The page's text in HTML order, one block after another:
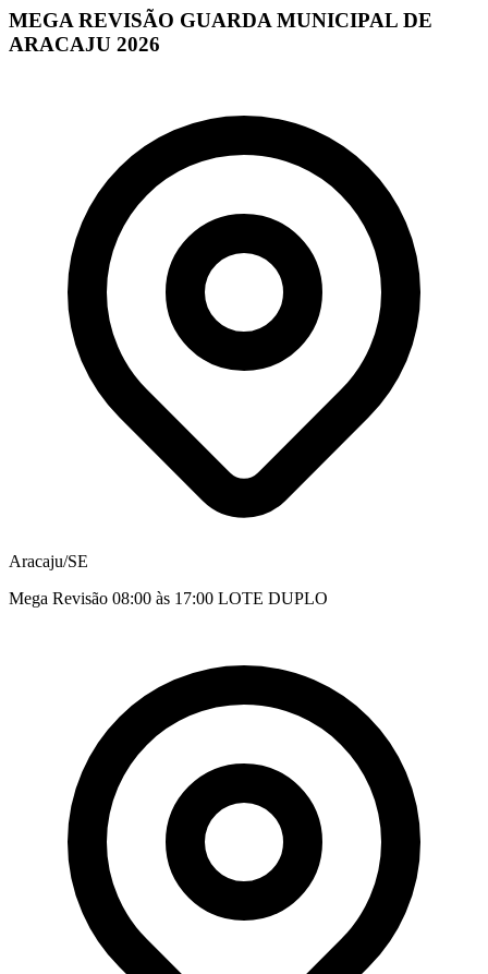
MEGA REVISÃO GUARDA MUNICIPAL DE
ARACAJU 2026
Aracaju/SE
Mega Revisão 08:00 às 17:00 LOTE DUPLO